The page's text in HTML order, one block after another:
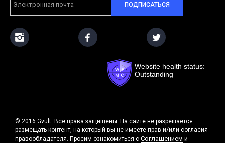
ПОДПИСАТЬСЯ
Website health status:
Outstanding
© 2016 Gvult. Все права защищены. На сайте не разрешается
размещать контент, на который вы не имеете прав и/или согласия
правообладателя. Просим ознакомиться с Соглашением и